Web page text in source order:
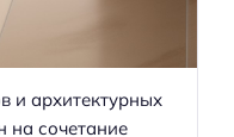
и архитектурных
на сочетание